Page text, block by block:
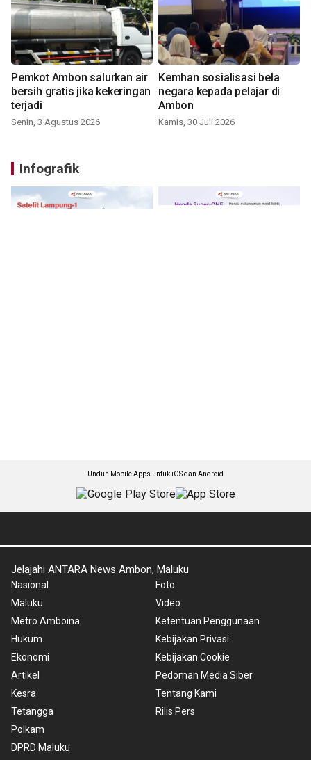
Pemkot Ambon salurkan air
bersih gratis jika kekeringan
terjadi
Senin, 3 Agustus 2026
Kemhan sosialisasi bela
negara kepada pelajar di
Ambon
Kamis, 30 Juli 2026
Infografik
Unduh Mobile Apps untuk iOS dan Android
Jelajahi ANTARA News Ambon, Maluku
Nasional
Maluku
Metro Amboina
Hukum
Ekonomi
Artikel
Kesra
Tetangga
Polkam
DPRD Maluku
Foto
Video
Ketentuan Penggunaan
Kebijakan Privasi
Kebijakan Cookie
Pedoman Media Siber
Tentang Kami
Rilis Pers